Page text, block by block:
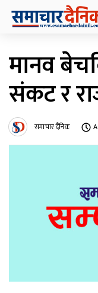
मानव
संकट र
समाचार दैनिक